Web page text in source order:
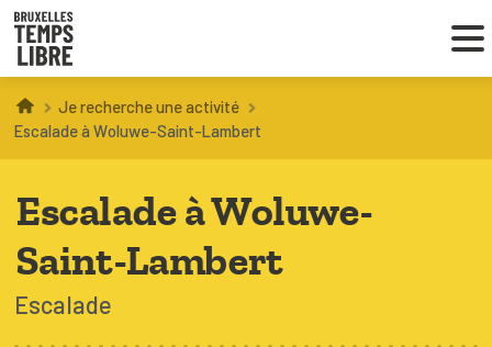
Infos parents
Coordinations ATL
Je recherche une activité
Escalade à Woluwe-Saint-Lambert
Escalade à Woluwe-
Saint-Lambert
Escalade